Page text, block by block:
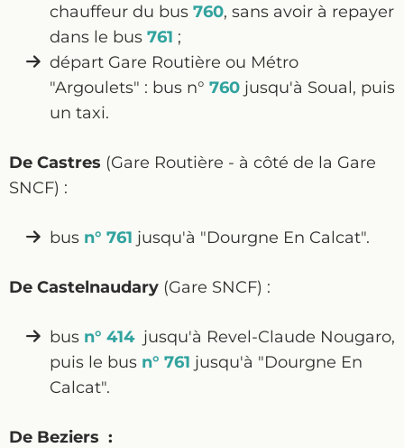
chauffeur du bus 760, sans avoir à repayer
dans le bus 761 ;
départ Gare Routière ou Métro
"Argoulets" : bus n° 760 jusqu'à Soual, puis
un taxi.
De Castres (Gare Routière - à côté de la Gare
SNCF) :
bus n° 761 jusqu'à "Dourgne En Calcat".
De Castelnaudary (Gare SNCF) :
bus n° 414jusqu'à Revel-Claude Nougaro,
puis le bus n° 761 jusqu'à "Dourgne En
Calcat".
De Beziers :